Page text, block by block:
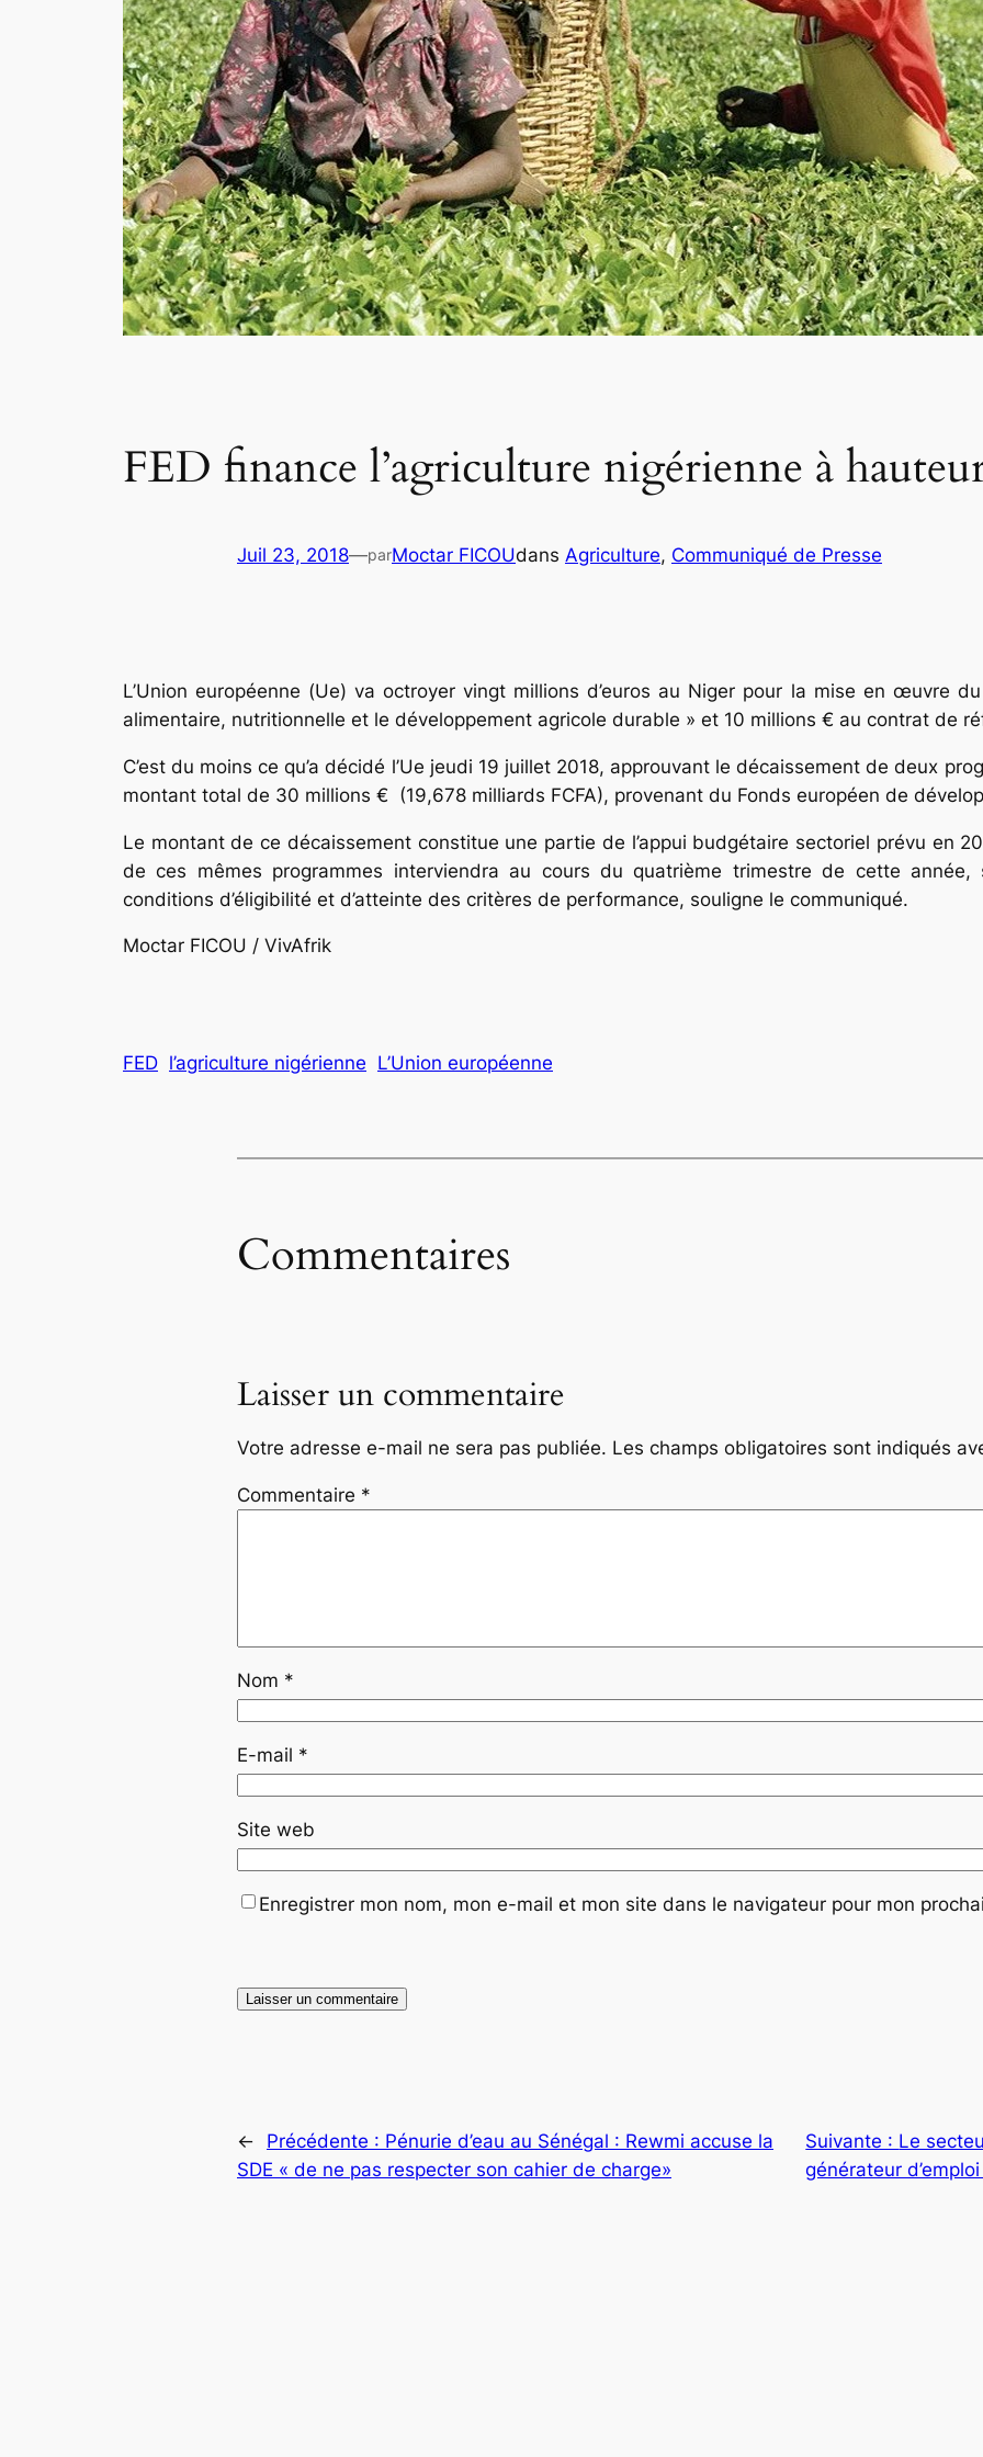
FED finance l’agriculture nigérienne à
Juil 23, 2018—parMoctar FICOUdans Agriculture, Communiqué de Presse
L’Union européenne (Ue) va octroyer vingt millions d’euros au Niger pour la mise en œuvre
alimentaire, nutritionnelle et le développement agricole durable » et 10 millions € au contrat de
C’est du moins ce qu’a décidé l’Ue jeudi 19 juillet 2018, approuvant le décaissement de deux
montant total de 30 millions € (19,678 milliards FCFA), provenant du Fonds européen de
Le montant de ce décaissement constitue une partie de l’appui budgétaire sectoriel prévu en
de ces mêmes programmes interviendra au cours du quatrième trimestre de cette année,
conditions d’éligibilité et d’atteinte des critères de performance, souligne le communiqué.
Moctar FICOU / VivAfrik
FED l’agriculture nigérienne L’Union européenne
Commentaires
Laisser un commentaire
Votre adresse e-mail ne sera pas publiée. Les champs obligatoires sont indiqués
Commentaire *
Nom *
E-mail *
Site web
Enregistrer mon nom, mon e-mail et mon site dans le navigateur pour mon
← Précédente : Pénurie d’eau au Sénégal : Rewmi accuse la
SDE « de ne pas respecter son cahier de charge»
Suivante : Le
générateur